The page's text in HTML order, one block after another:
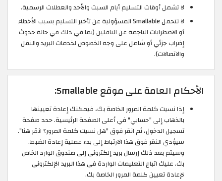
لا تشمل أوقات التسليم أيام السبت والأحد والعطلات الرسمية.
لا تتحمل Smallable المسؤولية عن تأخير التسليم بسبب الأخطاء
أو الاضطرابات الناجمة عن الناقلين (بما في ذلك في حالة حدوث
إضراب جزئي أو شامل على وجه الخصوص لخدمات البريد والنقل
والاتصالات).
الأحكام العامة على موقع Smallable:
إذا نسيت كلمة المرور الخاصة بك، فيمكنك إعادة تعيينها
بالذهاب إلى "حسابي" في أعلى الصفحة الرئيسية. حدد صفحة
تسجيل الدخول، ثم انقر فوق "هل نسيت كلمة المرور؟ انقر هنا".
سيؤدي النقر فوق هذا الارتباط إلى بدء عملية إعادة الضبط.
وسيتم بعد ذلك إرسال بريد إلكتروني إلى صندوق الوارد الخاص
بك. عليك اتباع التعليمات الواردة في هذا البريد الإلكتروني
لإعادة تعيين كلمة المرور الخاصة بك.